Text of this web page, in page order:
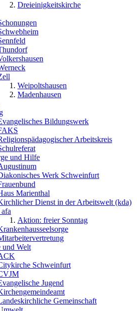
Dreieinigkeitskirche
Weipoltshausen
Madenhausen
Bildungswerk
Arbeitskreis
und Hilfe
Werk Schweinfurt
Marienthal
Dienst in der Arbeitswelt (kda)
Aktion: freier Sonntag
und Welt
Schweinfurt
Jugend
Gemeinschaft